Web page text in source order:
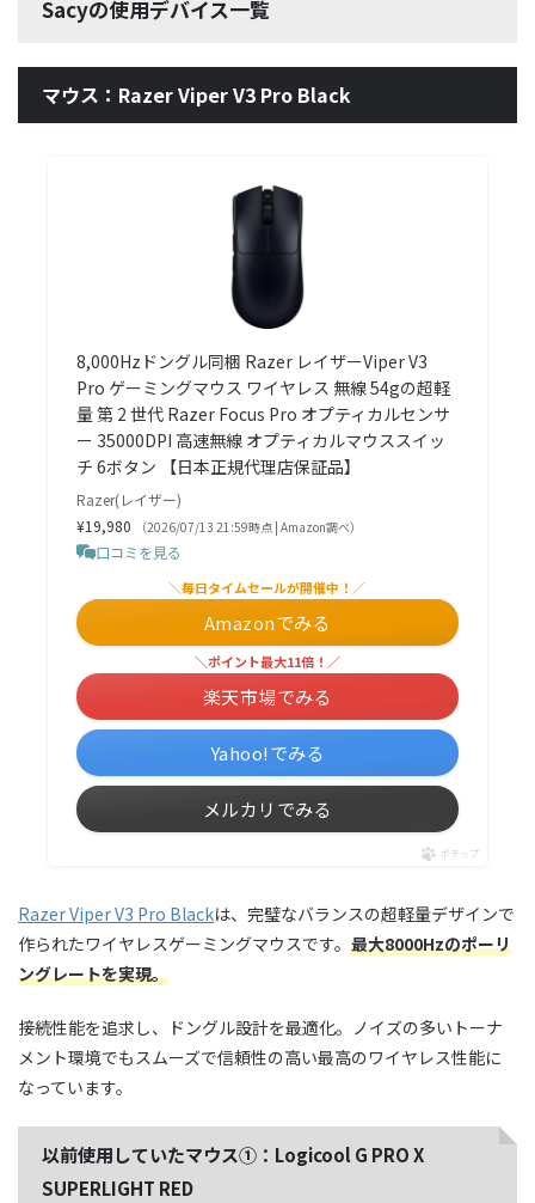
Sacyの使用デバイス一覧
マウス：Razer Viper V3 Pro Black
8,000Hzドングル同梱 Razer レイザーViper V3
Pro ゲーミングマウス ワイヤレス 無線 54gの超軽
量 第 2 世代 Razer Focus Pro オプティカルセンサ
ー 35000DPI 高速無線 オプティカルマウススイッ
チ 6ボタン 【日本正規代理店保証品】
Razer(レイザー)
¥19,980
（2026/07/13 21:59時点 | Amazon調べ）
口コミを見る
＼毎日タイムセールが開催中！／
Amazonでみる
＼ポイント最大11倍！／
楽天市場でみる
Yahoo!でみる
メルカリでみる
ポチップ
Razer Viper V3 Pro Blackは、完璧なバランスの超軽量デザインで
作られたワイヤレスゲーミングマウスです。 最大8000Hzのポーリ
ングレートを実現。
接続性能を追求し、ドングル設計を最適化。ノイズの多いトーナ
メント環境でもスムーズで信頼性の高い最高のワイヤレス性能に
なっています。
以前使用していたマウス①：Logicool G PRO X
SUPERLIGHT RED